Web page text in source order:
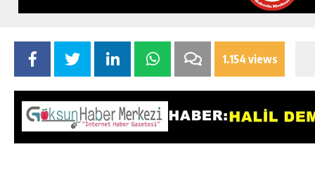
1.154 views